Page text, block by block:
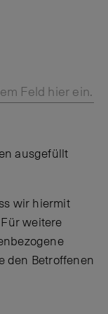
Feld hier ein.
ausgefüllt
wir hiermit
weitere
den Betroffenen